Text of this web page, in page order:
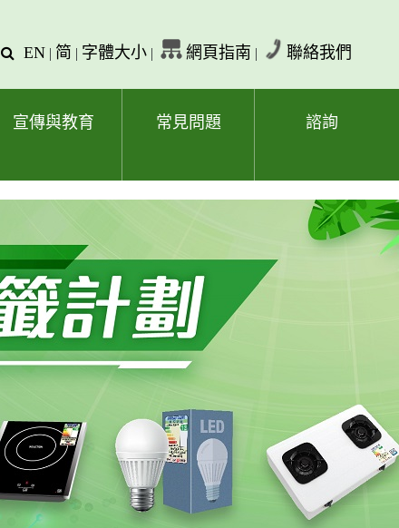
查
字
EN | 简 | 字體大小 | 網頁指南 | 聯絡我們
宣傳與教育 常見問題 諮詢